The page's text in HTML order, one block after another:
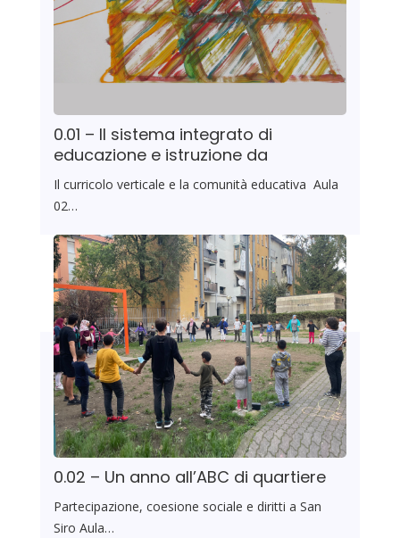
0.01 – Il sistema integrato di
educazione e istruzione da
Il curricolo verticale e la comunità educativa Aula
02…
0.02 – Un anno all’ABC di quartiere
Partecipazione, coesione sociale e diritti a San
Siro Aula…